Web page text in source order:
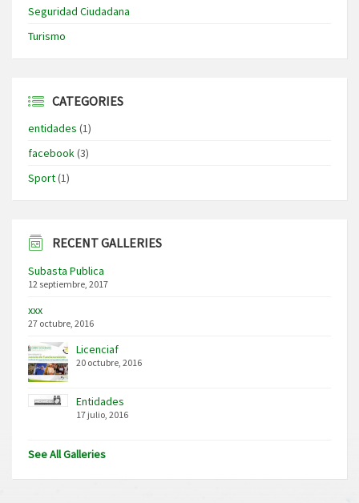
Seguridad Ciudadana
Turismo
CATEGORIES
entidades (1)
facebook(3)
Sport(1)
RECENT GALLERIES
Subasta Publica
12 septiembre, 2017
xxx
27 octubre, 2016
Licenciaf
20 octubre, 2016
Entidades
17 julio, 2016
See All Galleries